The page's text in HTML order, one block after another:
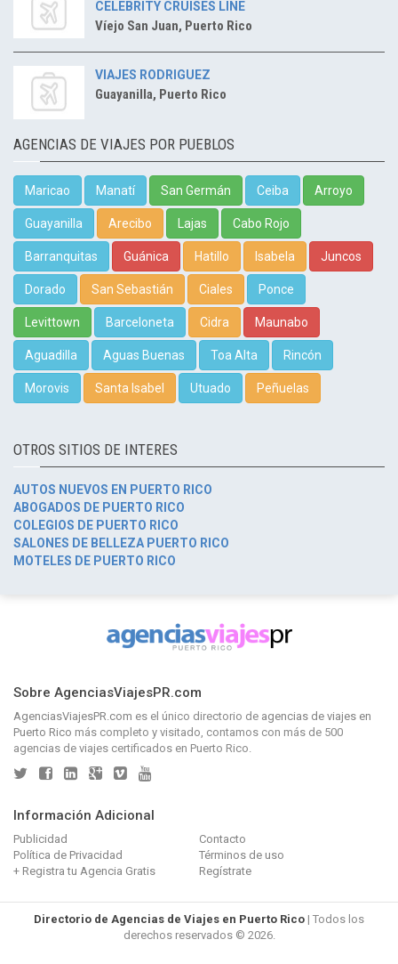
CELEBRITY CRUISES LINE
Víejo San Juan, Puerto Rico
VIAJES RODRIGUEZ
Guayanilla, Puerto Rico
AGENCIAS DE VIAJES POR PUEBLOS
Maricao Manatí San Germán Ceiba Arroyo
Guayanilla Arecibo Lajas Cabo Rojo
Barranquitas Guánica Hatillo Isabela Juncos
Dorado San Sebastián Ciales Ponce
Levittown Barceloneta Cidra Maunabo
Aguadilla Aguas Buenas Toa Alta Rincón
Morovis Santa Isabel Utuado Peñuelas
OTROS SITIOS DE INTERES
AUTOS NUEVOS EN PUERTO RICO
ABOGADOS DE PUERTO RICO
COLEGIOS DE PUERTO RICO
SALONES DE BELLEZA PUERTO RICO
MOTELES DE PUERTO RICO
Sobre AgenciasViajesPR.com
AgenciasViajesPR.com es el único directorio de agencias de viajes en
Puerto Rico más completo y visitado, contamos con más de 500
agencias de viajes certificados en Puerto Rico.
Información Adicional
Publicidad
Contacto
Política de Privacidad
Términos de uso
+ Registra tu Agencia Gratis
Regístrate
Directorio de Agencias de Viajes en Puerto Rico | Todos los
derechos reservados © 2026.